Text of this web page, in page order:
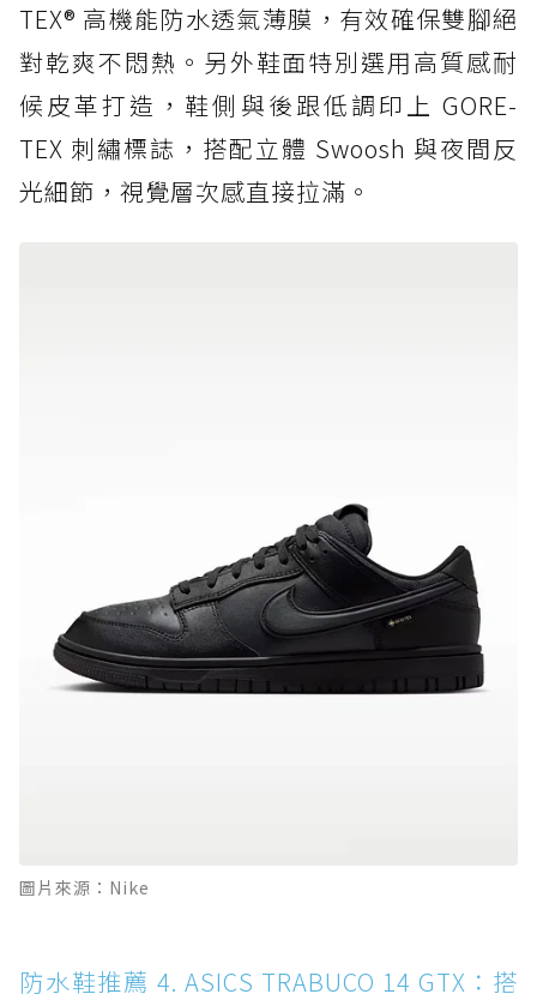
TEX® 高機能防水透氣薄膜，有效確保雙腳絕
對乾爽不悶熱。另外鞋面特別選用高質感耐
候皮革打造，鞋側與後跟低調印上 GORE-
TEX 刺繡標誌，搭配立體 Swoosh 與夜間反
光細節，視覺層次感直接拉滿。
圖片來源：Nike
防水鞋推薦 4. ASICS TRABUCO 14 GTX：搭